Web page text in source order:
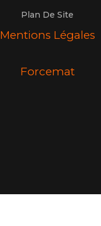
Plan De Site
Mentions Légales
Forcemat